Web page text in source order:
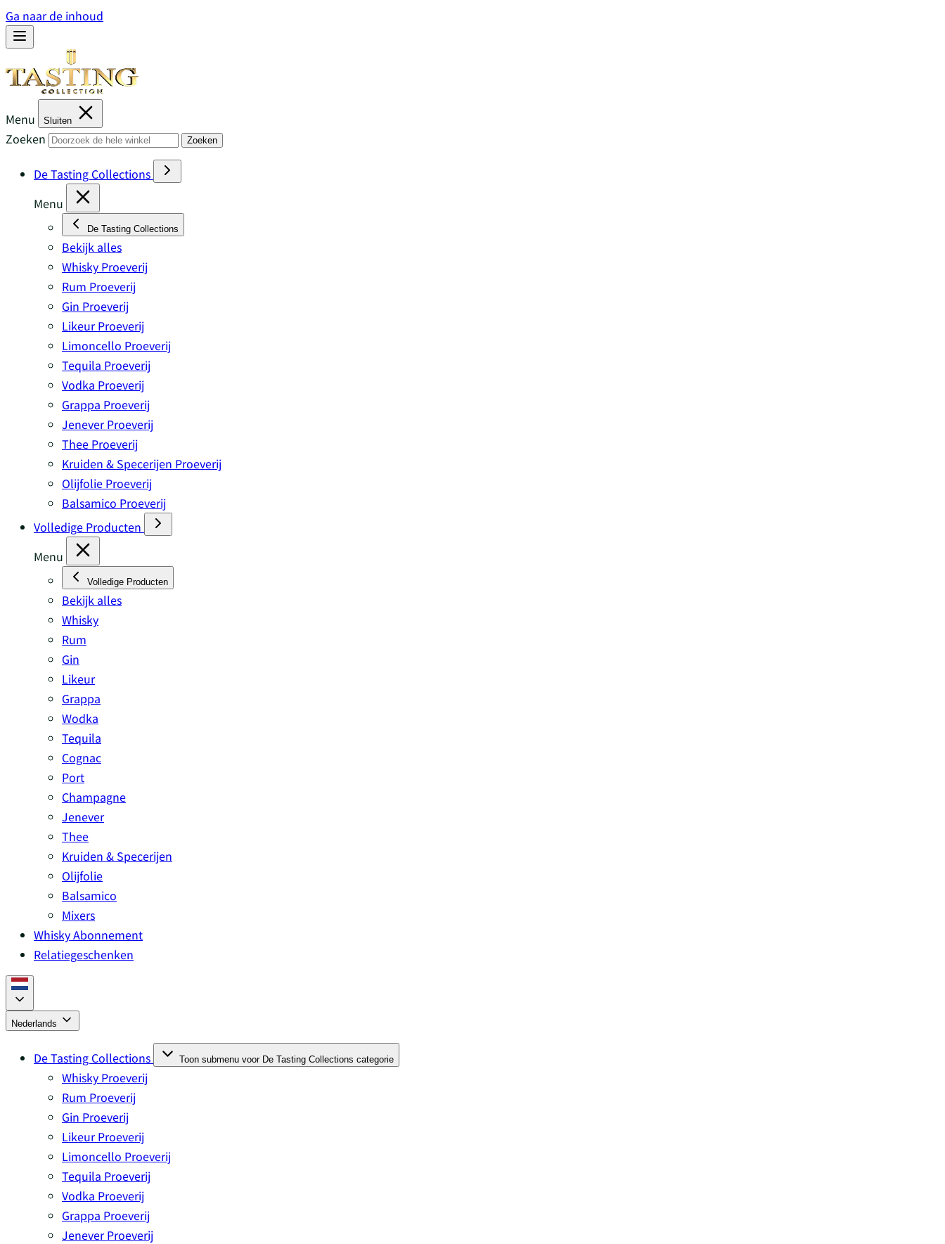
Ga naar de inhoud
Menu Sluiten
Zoeken Zoeken
De Tasting Collections
Menu
De Tasting Collections
Bekijk alles
Whisky Proeverij
Rum Proeverij
Gin Proeverij
Likeur Proeverij
Limoncello Proeverij
Tequila Proeverij
Vodka Proeverij
Grappa Proeverij
Jenever Proeverij
Thee Proeverij
Kruiden & Specerijen Proeverij
Olijfolie Proeverij
Balsamico Proeverij
Volledige Producten
Menu
Volledige Producten
Bekijk alles
Whisky
Rum
Gin
Likeur
Grappa
Wodka
Tequila
Cognac
Port
Champagne
Jenever
Thee
Kruiden & Specerijen
Olijfolie
Balsamico
Mixers
Whisky Abonnement
Relatiegeschenken
Nederlands
De Tasting Collections Toon submenu voor De Tasting Collections categorie
Whisky Proeverij
Rum Proeverij
Gin Proeverij
Likeur Proeverij
Limoncello Proeverij
Tequila Proeverij
Vodka Proeverij
Grappa Proeverij
Jenever Proeverij